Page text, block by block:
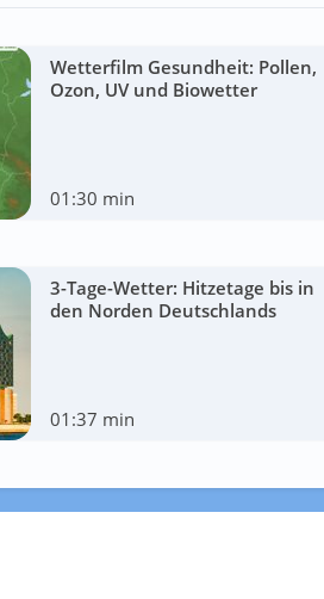
Wetterfilm Gesundheit: Pollen,
Ozon, UV und Biowetter
01:30 min
3-Tage-Wetter: Hitzetage bis in
den Norden Deutschlands
01:37 min